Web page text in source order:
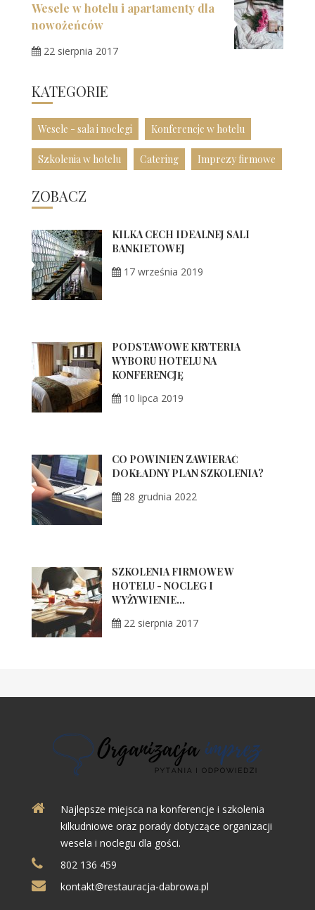
Wesele w hotelu i apartamenty dla
nowożeńców
22 sierpnia 2017
KATEGORIE
Wesele - sala i noclegi Konferencje w hotelu
Szkolenia w hotelu Catering Imprezy firmowe
ZOBACZ
KILKA CECH IDEALNEJ SALI
BANKIETOWEJ
17 września 2019
PODSTAWOWE KRYTERIA
WYBORU HOTELU NA
KONFERENCJĘ
10 lipca 2019
CO POWINIEN ZAWIERAĆ
DOKŁADNY PLAN SZKOLENIA?
28 grudnia 2022
SZKOLENIA FIRMOWE W
HOTELU - NOCLEG I
WYŻYWIENIE...
22 sierpnia 2017
Najlepsze miejsca na konferencje i szkolenia
kilkudniowe oraz porady dotyczące organizacji
wesela i noclegu dla gości.
802 136 459
kontakt@restauracja-dabrowa.pl